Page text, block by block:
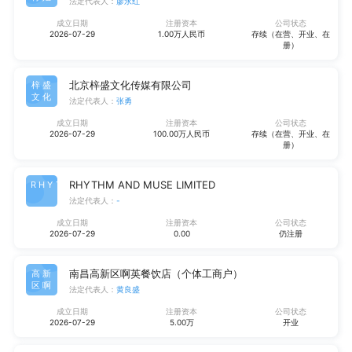
成立日期
2026-07-29
注册资本
1.00万人民币
公司状态
存续（在营、开业、在
册）
梓盛
文化
北京梓盛文化传媒有限公司
法定代表人： 张勇
成立日期
2026-07-29
注册资本
100.00万人民币
公司状态
存续（在营、开业、在
册）
RHYT RHYTHM AND MUSE LIMITED
法定代表人： -
成立日期
2026-07-29
注册资本
0.00
公司状态
仍注册
高新
区啊
南昌高新区啊英餐饮店（个体工商户）
法定代表人： 黄良盛
成立日期
2026-07-29
注册资本
5.00万
公司状态
开业